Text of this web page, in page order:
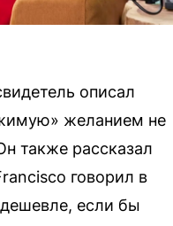
описал
желанием не
также рассказал
говорил в
если бы